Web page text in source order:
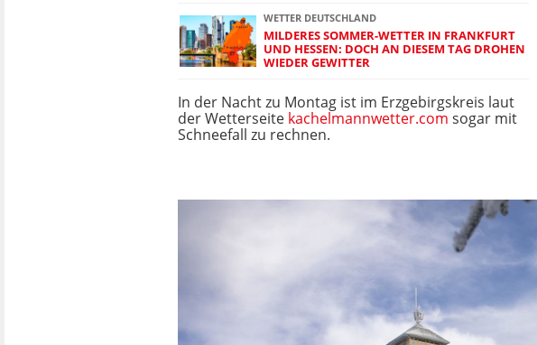
WETTER DEUTSCHLAND
MILDERES SOMMER-WETTER IN FRANKFURT
UND HESSEN: DOCH AN DIESEM TAG DROHEN
WIEDER GEWITTER
In der Nacht zu Montag ist im Erzgebirgskreis laut
der Wetterseite kachelmannwetter.com sogar mit
Schneefall zu rechnen.